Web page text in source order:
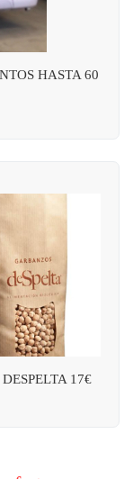
HASTA 60
17€